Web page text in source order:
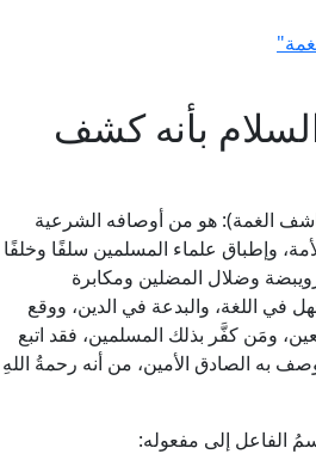
بأنه كشف
الغمة): هو من أوصافه الشرعية
وإطباق علماء المسلمين سلفًا وخلفًا
وضلال المضلين ومكابرة
اللغة، والبدعة في الدين، ووقع
ومَن كفَّر بذلك المسلمين، فقد اتبع
به الصادق الأمين، من أنه رحمةُ اللهِ
الفاعل إلى مفعوله: